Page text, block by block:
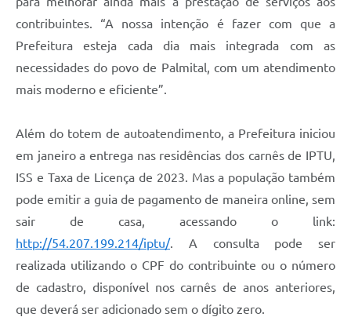
contribuintes. “A nossa intenção é fazer com que a
Prefeitura esteja cada dia mais integrada com as
necessidades do povo de Palmital, com um atendimento
mais moderno e eficiente”.
Além do totem de autoatendimento, a Prefeitura iniciou
em janeiro a entrega nas residências dos carnês de IPTU,
ISS e Taxa de Licença de 2023. Mas a população também
pode emitir a guia de pagamento de maneira online, sem
sair de casa, acessando o link:
http://54.207.199.214/iptu/. A consulta pode ser
realizada utilizando o CPF do contribuinte ou o número
de cadastro, disponível nos carnês de anos anteriores,
que deverá ser adicionado sem o dígito zero.